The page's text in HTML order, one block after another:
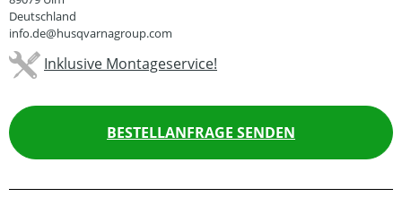
Deutschland
info.de@husqvarnagroup.com
Inklusive Montageservice!
BESTELLANFRAGE SENDEN